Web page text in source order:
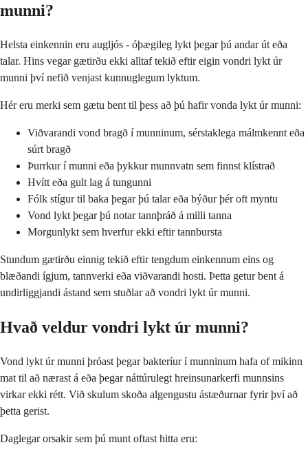
munni?
Helsta einkennin eru augljós - óþægileg lykt þegar þú andar út eða
talar. Hins vegar gætirðu ekki alltaf tekið eftir eigin vondri lykt úr
munni því nefið venjast kunnuglegum lyktum.
Hér eru merki sem gætu bent til þess að þú hafir vonda lykt úr munni:
Viðvarandi vond bragð í munninum, sérstaklega málmkennt eða
súrt bragð
Þurrkur í munni eða þykkur munnvatn sem finnst klístrað
Hvítt eða gult lag á tungunni
Fólk stígur til baka þegar þú talar eða býður þér oft myntu
Vond lykt þegar þú notar tannþráð á milli tanna
Morgunlykt sem hverfur ekki eftir tannbursta
Stundum gætirðu einnig tekið eftir tengdum einkennum eins og
blæðandi ígjum, tannverki eða viðvarandi hosti. Þetta getur bent á
undirliggjandi ástand sem stuðlar að vondri lykt úr munni.
Hvað veldur vondri lykt úr munni?
Vond lykt úr munni þróast þegar bakteríur í munninum hafa of mikinn
mat til að nærast á eða þegar náttúrulegt hreinsunarkerfi munnsins
virkar ekki rétt. Við skulum skoða algengustu ástæðurnar fyrir því að
þetta gerist.
Daglegar orsakir sem þú munt oftast hitta eru: